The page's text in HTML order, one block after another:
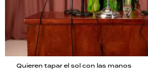
Quieren tapar el sol con las manos